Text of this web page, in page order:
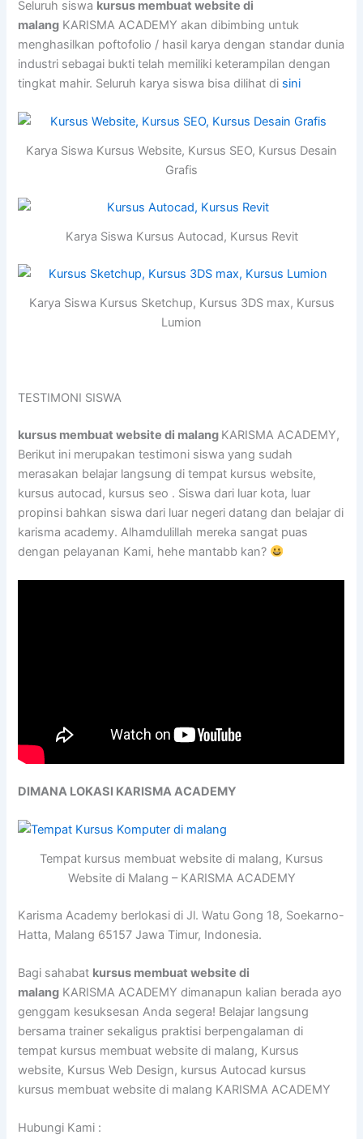
Seluruh siswa kursus membuat website di
malang KARISMA ACADEMY akan dibimbing untuk
menghasilkan poftofolio / hasil karya dengan standar dunia
industri sebagai bukti telah memiliki keterampilan dengan
tingkat mahir. Seluruh karya siswa bisa dilihat di sini
Karya Siswa Kursus Website, Kursus SEO, Kursus Desain
Grafis
Karya Siswa Kursus Autocad, Kursus Revit
Karya Siswa Kursus Sketchup, Kursus 3DS max, Kursus
Lumion
TESTIMONI SISWA
kursus membuat website di malang KARISMA ACADEMY,
Berikut ini merupakan testimoni siswa yang sudah
merasakan belajar langsung di tempat kursus website,
kursus autocad, kursus seo . Siswa dari luar kota, luar
propinsi bahkan siswa dari luar negeri datang dan belajar di
karisma academy. Alhamdulillah mereka sangat puas
dengan pelayanan Kami, hehe mantabb kan?
DIMANA LOKASI KARISMA ACADEMY
Tempat kursus membuat website di malang, Kursus
Website di Malang – KARISMA ACADEMY
Karisma Academy berlokasi di Jl. Watu Gong 18, Soekarno-
Hatta, Malang 65157 Jawa Timur, Indonesia.
Bagi sahabat kursus membuat website di
malang KARISMA ACADEMY dimanapun kalian berada ayo
genggam kesuksesan Anda segera! Belajar langsung
bersama trainer sekaligus praktisi berpengalaman di
tempat kursus membuat website di malang, Kursus
website, Kursus Web Design, kursus Autocad kursus
kursus membuat website di malang KARISMA ACADEMY
Hubungi Kami :